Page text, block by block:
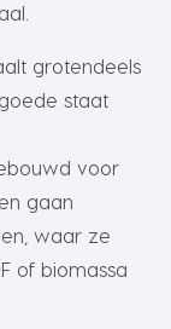
grotendeels
staat
voor
gaan
waar ze
of biomassa